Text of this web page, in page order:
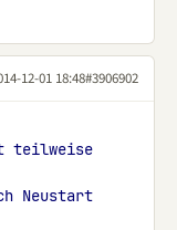
12-01 18:48#3906902
teilweise
Neustart